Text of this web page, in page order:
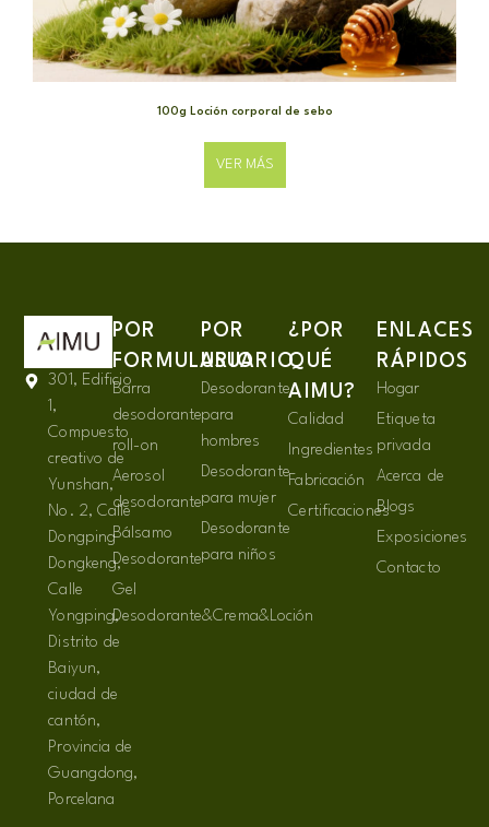
100g Loción corporal de sebo
VER MÁS
301, Edificio
1,
Compuesto
creativo de
Yunshan,
No. 2, Calle
Dongping
Dongkeng,
Calle
Yongping,
Distrito de
Baiyun,
ciudad de
cantón,
Provincia de
Guangdong,
Porcelana
POR
FORMULARIO
Barra
desodorante
roll-on
Aerosol
desodorante
Bálsamo
Desodorante
Gel
Desodorante&Crema&Loción
POR
USUARIO
Desodorante
para
hombres
Desodorante
para mujer
Desodorante
para niños
¿POR
QUÉ
AIMU?
Calidad
Ingredientes
Fabricación
Certificaciones
ENLACES
RÁPIDOS
Hogar
Etiqueta
privada
Acerca de
Blogs
Exposiciones
Contacto